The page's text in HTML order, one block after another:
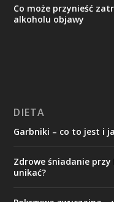
Co może przynieść
alkoholu objawy
DIETA
Garbniki – co to jest i
Zdrowe śniadanie przy
unikać?